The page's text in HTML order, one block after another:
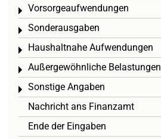
Vorsorgeaufwendungen
Toggle menu
Sonderausgaben
Toggle menu
Haushaltnahe Aufwendungen
Toggle menu
Außergewöhnliche Belastungen
Toggle menu
Sonstige Angaben
Toggle menu
Nachricht ans Finanzamt
Ende der Eingaben